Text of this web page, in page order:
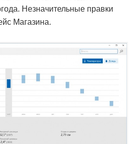
Незначительные правки
Магазина.